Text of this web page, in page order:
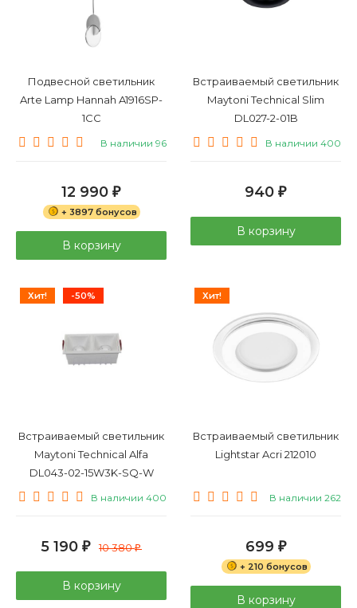
Подвесной светильник
Arte Lamp Hannah A1916SP-
1CC
В наличии 96
12 990 ₽
+ 3897 бонусов
В корзину
Встраиваемый светильник
Maytoni Technical Slim
DL027-2-01B
В наличии 400
940 ₽
В корзину
Хит! -50%
Встраиваемый светильник
Maytoni Technical Alfa
DL043-02-15W3K-SQ-W
В наличии 400
5 190 ₽ 10 380₽
В корзину
Хит!
Встраиваемый светильник
Lightstar Acri 212010
В наличии 262
699 ₽
+ 210 бонусов
В корзину